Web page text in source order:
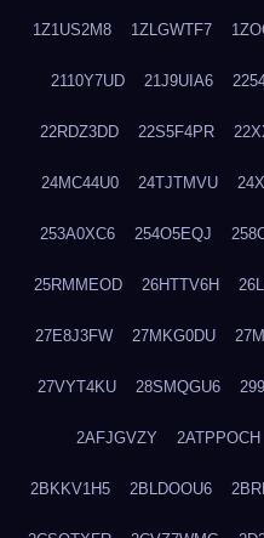
1Z1US2M8 1ZLGWTF7
2110Y7UD 21J9UIA6
22RDZ3DD 22S5F4PR
24MC44U0 24TJTMVU
253A0XC6 254O5EQJ
25RMMEOD 26HTTV6H
27E8J3FW 27MKG0DU
27VYT4KU 28SMQGU6
2AFJGVZY 2ATPPOCH
2BKKV1H5 2BLDOOU6